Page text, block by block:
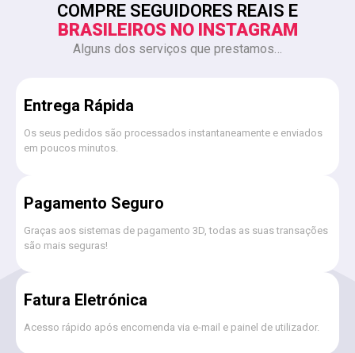
COMPRE SEGUIDORES REAIS E
BRASILEIROS NO INSTAGRAM
Alguns dos serviços que prestamos…
Entrega Rápida
Os seus pedidos são processados ​​instantaneamente e enviados
em poucos minutos.
Pagamento Seguro
Graças aos sistemas de pagamento 3D, todas as suas transações
são mais seguras!
Fatura Eletrónica
Acesso rápido após encomenda via e-mail e painel de utilizador.